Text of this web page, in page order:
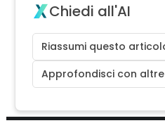
Chiedi all'AI
Riassumi questo
Approfondisci con